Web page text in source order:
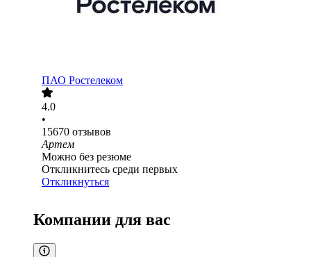
ПАО Ростелеком
4.0
•
15670 отзывов
Артем
Можно без резюме
Откликнитесь среди первых
Откликнуться
Компании для вас